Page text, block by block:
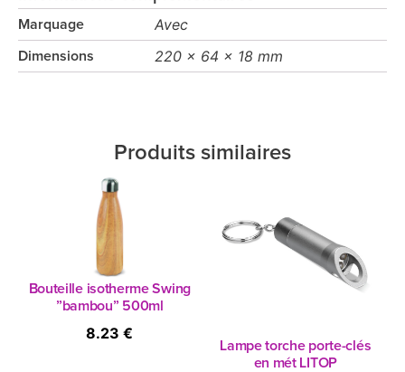
Marquage Avec
Dimensions 220 x 64 x 18 mm
Produits similaires
Bouteille isotherme Swing
”bambou” 500ml
8.23 €
Lampe torche porte-clés
en mét LITOP